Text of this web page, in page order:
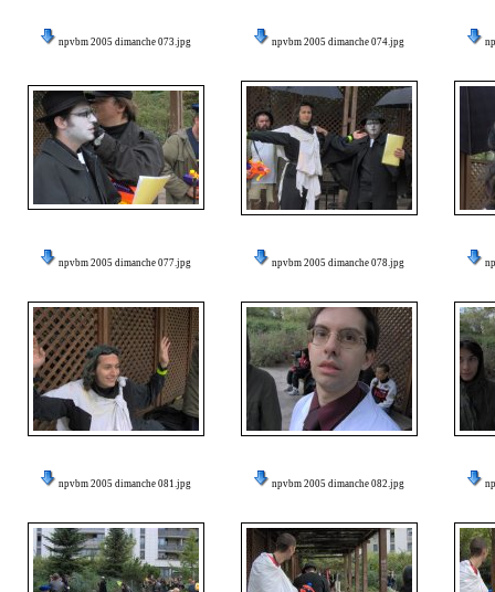
npvbm 2005 dimanche 073.jpg npvbm 2005 dimanche 074.jpg
npvbm 2005 dimanche 077.jpg npvbm 2005 dimanche 078.jpg
npvbm 2005 dimanche 081.jpg npvbm 2005 dimanche 082.jpg